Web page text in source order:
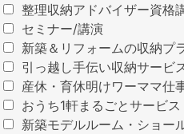
整理収納アドバイザー資格
セミナー/講演
新築＆リフォームの収納プ
引っ越し手伝い収納サービ
産休・育休明けワーママ仕
おうち1軒まるごとサービス
新築モデルルーム・ショー